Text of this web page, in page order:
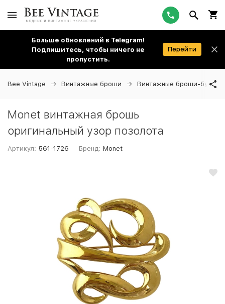
Больше обновлений в Telegram!
Подпишитесь, чтобы ничего не
пропустить.
Перейти
Bee Vintage Винтажные броши Винтажные броши-
Monet винтажная брошь
оригинальный узор позолота
Артикул: 561-1726 Бренд: Monet